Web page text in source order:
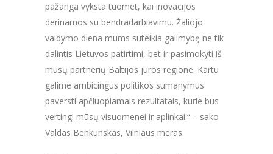
pažanga vyksta tuomet, kai inovacijos
derinamos su bendradarbiavimu. Žaliojo
valdymo diena mums suteikia galimybę ne tik
dalintis Lietuvos patirtimi, bet ir pasimokyti iš
mūsų partnerių Baltijos jūros regione. Kartu
galime ambicingus politikos sumanymus
paversti apčiuopiamais rezultatais, kurie bus
vertingi mūsų visuomenei ir aplinkai.“ – sako
Valdas Benkunskas, Vilniaus meras.